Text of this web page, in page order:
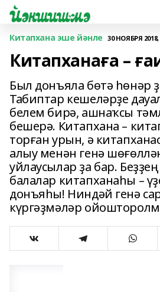
Китапхана эше йәнле 30 НОЯБРЯ 2018,
Китапханаға –
Был донъяла бөтә һө­нәр
Табиптар кешеләрҙе
белем бирә, ашнаҡсы
бешерә. Китапхана –
тор­ған урын, ә
алыу менән генә
уйлаусылар ҙа бар.
балалар китапханаһы –
донъяһы! Ниндәй генә
күргәҙмәләр